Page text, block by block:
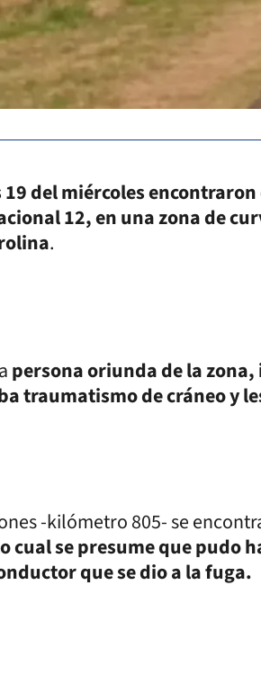
19 del miércoles
12, en una zona de
.
persona oriunda de la
traumatismo de cráneo y
-kilómetro 805- se
cual se presume que pudo
que se dio a la fuga.